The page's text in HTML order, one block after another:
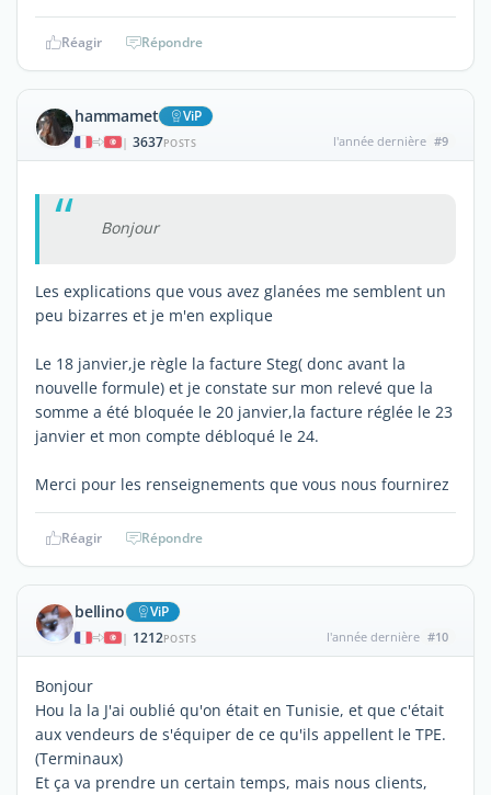
Réagir Répondre
hammamet ViP
| 3637POSTS l'année dernière #9
Bonjour
Les explications que vous avez glanées me semblent un
peu bizarres et je m'en explique
Le 18 janvier,je règle la facture Steg( donc avant la
nouvelle formule) et je constate sur mon relevé que la
somme a été bloquée le 20 janvier,la facture réglée le 23
janvier et mon compte débloqué le 24.
Merci pour les renseignements que vous nous fournirez
Réagir Répondre
bellino ViP
| 1212POSTS l'année dernière #10
Bonjour
Hou la la J'ai oublié qu'on était en Tunisie, et que c'était
aux vendeurs de s'équiper de ce qu'ils appellent le TPE.
(Terminaux)
Et ça va prendre un certain temps, mais nous clients,